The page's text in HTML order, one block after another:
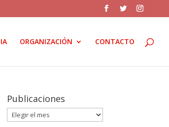
ORGANIZACIÓN CONTACTO
Publicaciones
Publicaciones